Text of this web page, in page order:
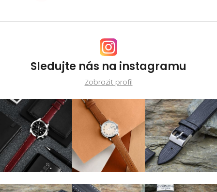
Sledujte nás na instagramu
Zobrazit profil